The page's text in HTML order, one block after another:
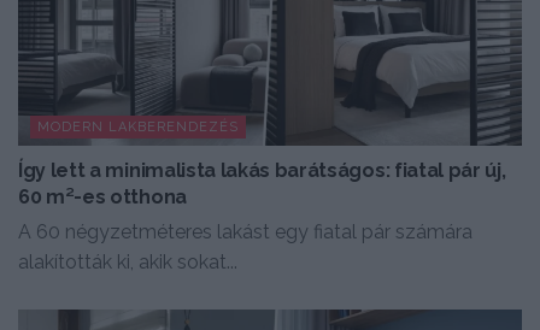
MODERN LAKBERENDEZÉS
Így lett a minimalista lakás barátságos: fiatal pár új,
60 m²-es otthona
A 60 négyzetméteres lakást egy fiatal pár számára
alakították ki, akik sokat...